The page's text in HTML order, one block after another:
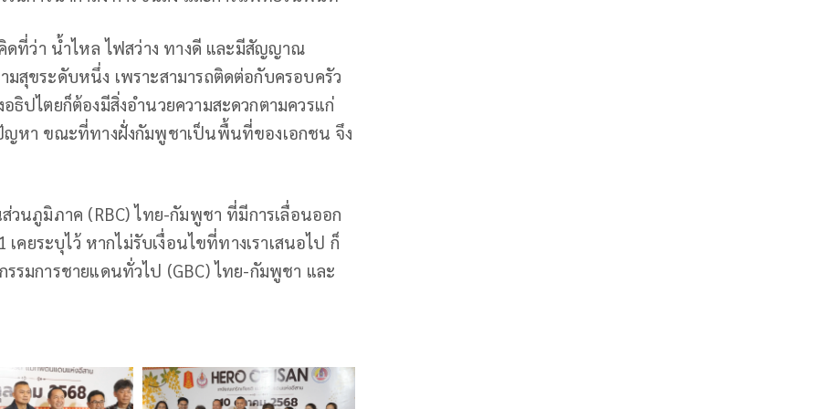
ดที่ว่า น้ำไหล ไฟสว่าง ทางดี และมีสัญญาณ
สุขระดับหนึ่ง เพราะสามารถติดต่อกับครอบครัว
ปไตยก็ต้องมีสิ่งอํานวยความสะดวกตามควรแก่
ญหา ขณะที่ทางฝั่งกัมพูชาเป็นพื้นที่ของเอกชน จึง
วนภูมิภาค (RBC) ไทย-กัมพูชา ที่มีการเลื่อนออก
ยระบุไว้ หากไม่รับเงื่อนไขที่ทางเราเสนอไป ก็
รมการชายแดนทั่วไป (GBC) ไทย-กัมพูชา และ